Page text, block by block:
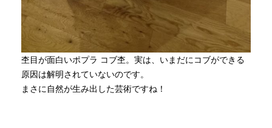
杢目が面白いポプラ コブ杢。実は、いまだにコブができる
原因は解明されていないのです。
まさに自然が生み出した芸術ですね！